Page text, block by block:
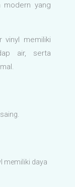
modern yang
vinyl memiliki
air, serta
memiliki daya